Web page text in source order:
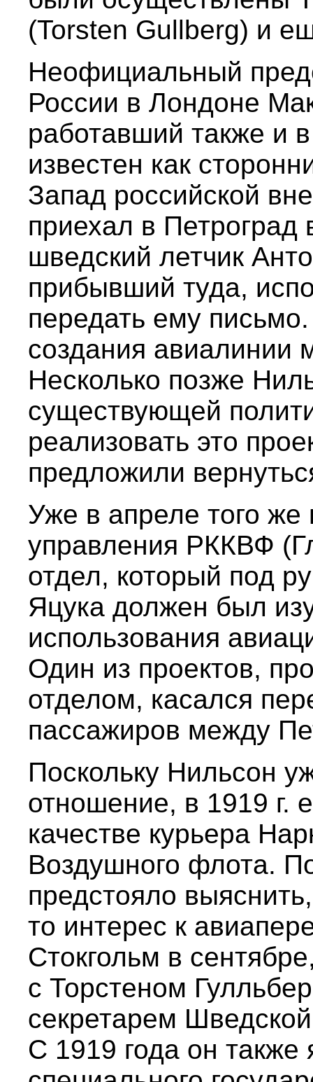
(Torsten Gullberg) и
Неофициальный
России в Лондоне
работавший также и
известен как
Запад российской
приехал в Петроград
шведский летчик
прибывший туда,
передать ему
создания
Несколько позже
существующей
реализовать это
предложили
Уже в апреле того же
управления РККВФ
отдел, который под
Яцука должен был
использования
Один из проектов,
отделом, касался
пассажиров между
Поскольку Нильсон
отношение, в 1919 г.
качестве курьера
Воздушного флота.
предстояло
то интерес к
Стокгольм в
с Торстеном
секретарем
С 1919 года он также